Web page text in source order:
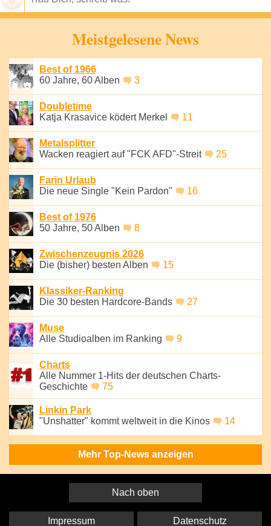
Meistgelesene News
Best of 1966
60 Jahre, 60 Alben
3
Doubletime
Katja Krasavice ködert Merkel
11
Metalsplitter
Wacken reagiert auf "FCK AFD"-Streit
25
Farin Urlaub
Die neue Single "Kein Pardon"
16
Best of 1976
50 Jahre, 50 Alben
8
Zwischenzeugnis 2026
Die (bisher) besten Alben
15
Klassiker-Ranking
Die 30 besten Hardcore-Bands
27
Muse
Alle Studioalben im Ranking
9
Charts
Alle Nummer 1-Hits der deutschen Charts-
Geschichte
75
Linkin Park
"Unshatter" kommt weltweit in die Kinos
14
Mehr Top-News anzeigen
Nach oben
Impressum Datenschutz